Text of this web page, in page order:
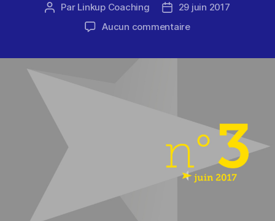
Auteur
Par Linkup Coaching
Date29 juin 2017
Aucun commentairesur